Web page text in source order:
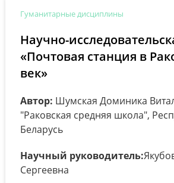
Гуманитарные дисциплины
Научно-
«Почтовая станция в
век»
Автор: Шумская Доминика
"Раковская средняя школа",
Беларусь
Научный руководитель:
Сергеевна